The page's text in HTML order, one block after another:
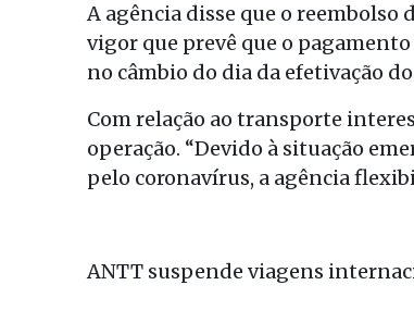
A agência disse que o reembolso
vigor que prevê que o
no câmbio do dia da efetivação
Com relação ao transporte
operação. “Devido à situação
pelo coronavírus, a agência
ANTT suspende viagens